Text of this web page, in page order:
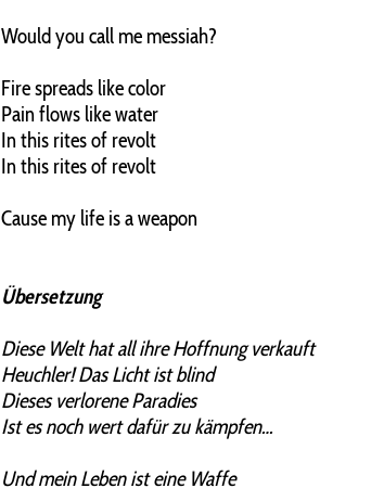
Would you call me messiah?
Fire spreads like color
Pain flows like water
In this rites of revolt
In this rites of revolt
Cause my life is a weapon
Übersetzung
Diese Welt hat all ihre Hoffnung verkauft
Heuchler! Das Licht ist blind
Dieses verlorene Paradies
Ist es noch wert dafür zu kämpfen…
Und mein Leben ist eine Waffe